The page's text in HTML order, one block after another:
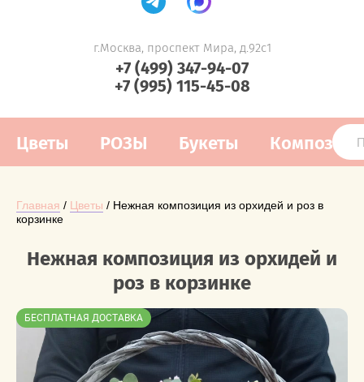
г.Москва, проспект Мира, д.92с1
+7 (499) 347-94-07
+7 (995) 115-45-08
Цветы РОЗЫ Букеты
Главная / Цветы / Нежная композиция из орхидей и роз в
корзинке
Нежная композиция из орхидей и
роз в корзинке
БЕСПЛАТНАЯ ДОСТАВКА